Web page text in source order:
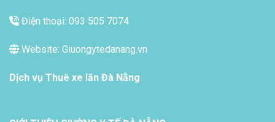
Điện thoại: 093 505 7074
Website: Giuongytedanang.vn
Dịch vụ Thuê xe lăn Đà Nẵng